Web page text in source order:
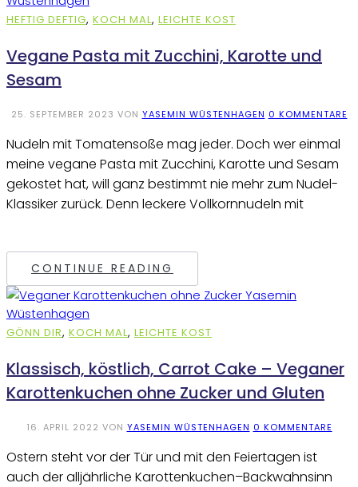
HEFTIG DEFTIG, KOCH MAL, LEICHTE KOST
Vegane Pasta mit Zucchini, Karotte und
Sesam
25. SEPTEMBER 2023 VON YASEMIN WÜSTENHAGEN 0 KOMMENTARE
Nudeln mit Tomatensoße mag jeder. Doch wer einmal
meine vegane Pasta mit Zucchini, Karotte und Sesam
gekostet hat, will ganz bestimmt nie mehr zum Nudel-
Klassiker zurück. Denn leckere Vollkornnudeln mit
CONTINUE READING
GÖNN DIR, KOCH MAL, LEICHTE KOST
Klassisch, köstlich, Carrot Cake – Veganer
Karottenkuchen ohne Zucker und Gluten
16. APRIL 2022 VON YASEMIN WÜSTENHAGEN 0 KOMMENTARE
Ostern steht vor der Tür und mit den Feiertagen ist
auch der alljährliche Karottenkuchen–Backwahnsinn